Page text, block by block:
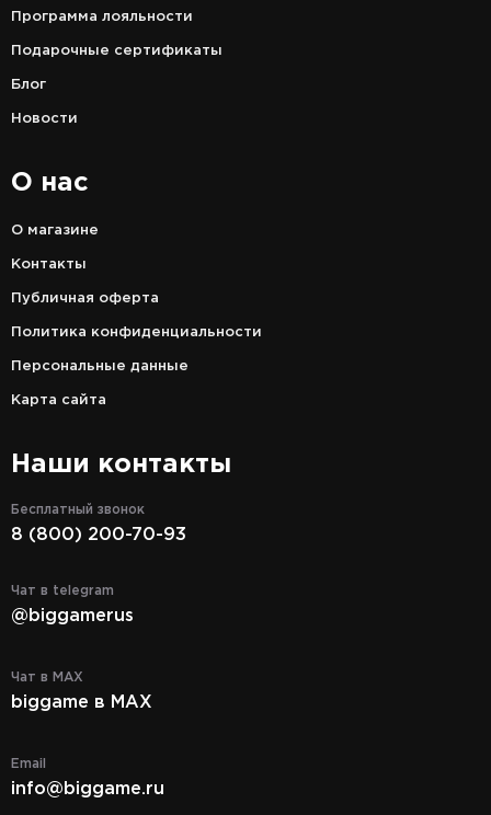
Программа лояльности
Подарочные сертификаты
Блог
Новости
О нас
О магазине
Контакты
Публичная оферта
Политика конфиденциальности
Персональные данные
Карта сайта
Наши контакты
Бесплатный звонок
8 (800) 200-70-93
Чат в telegram
@biggamerus
Чат в MAX
biggame в MAX
Email
info@biggame.ru